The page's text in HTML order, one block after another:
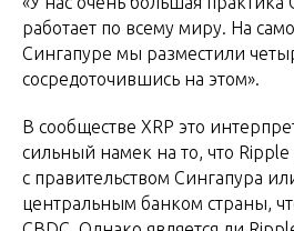
работает по всему миру. На
Сингапуре мы разместили
сосредоточившись на этом».
В сообществе XRP это
сильный намек на то, что Ripple
с правительством Сингапура
центральным банком страны,